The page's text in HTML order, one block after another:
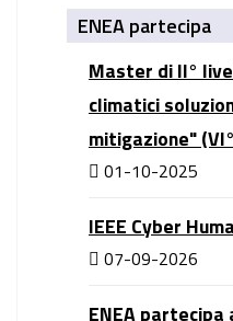
ENEA partecipa
Master di II°
climatici
mitigazione"
01-10-2025
IEEE Cyber
07-09-2026
ENEA partecipa